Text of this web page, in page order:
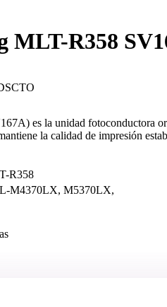
MLT-R358
es la unidad fotoconductora
la calidad de impresión
R358
M4370LX, M5370LX,